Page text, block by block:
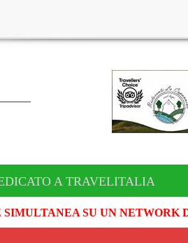
A TRAVELITALIA
SIMULTANEA SU UN NETWORK